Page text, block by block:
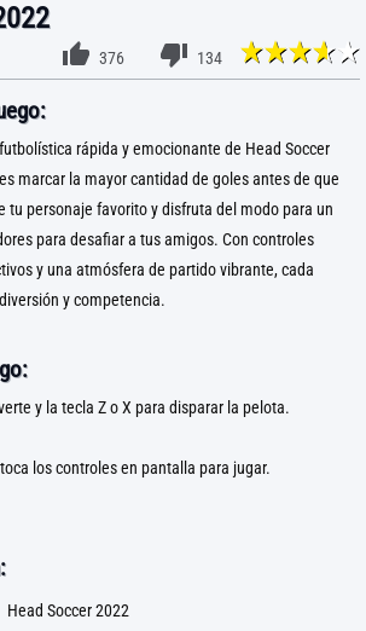
376 134
rápida y emocionante de Head Soccer
marcar la mayor cantidad de goles antes de que
tu personaje favorito y disfruta del modo para un
para desafiar a tus amigos. Con controles
y una atmósfera de partido vibrante, cada
y competencia.
y la tecla Z o X para disparar la pelota.
los controles en pantalla para jugar.
Head Soccer 2022